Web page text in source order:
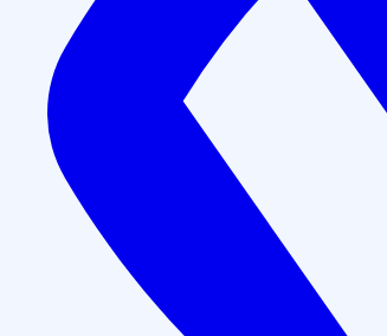
Форма обучения: дистанционно
Получаемый документ:
Записаться на курс
Даём гарантию прохождения аккредитации по